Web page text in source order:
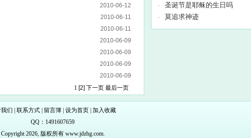
2010-06-12
2010-06-11
2010-06-11
2010-06-09
2010-06-09
2010-06-09
2010-06-09
1 [2] 下一页 最后一页
· 圣诞节是耶稣的生日吗
· 莫追求神迹
们 联系方式 留言簿 设为首页 加入收藏
QQ：1491607659
Copyright 2026, 版权所有 www.jdzhg.com.